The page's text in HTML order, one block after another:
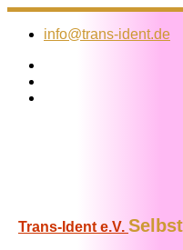
Zum
Inhalt
info@trans-ident.de
Trans-Ident e.V.